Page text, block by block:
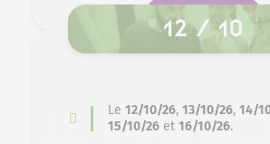
12 / 10
Le 12/10/26, 13/10/26, 14/
15/10/26 et 16/10/26.